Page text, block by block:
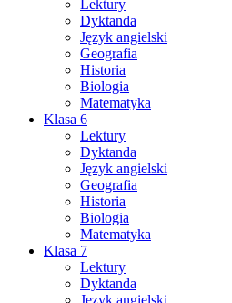
Lektury
Dyktanda
Język angielski
Geografia
Historia
Biologia
Matematyka
Klasa 6
Lektury
Dyktanda
Język angielski
Geografia
Historia
Biologia
Matematyka
Klasa 7
Lektury
Dyktanda
Język angielski